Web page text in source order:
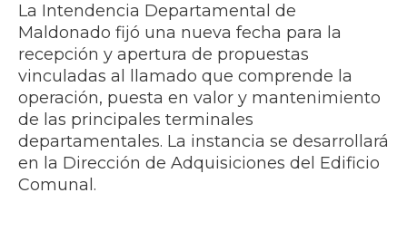
La Intendencia Departamental de
Maldonado fijó una nueva fecha para la
recepción y apertura de propuestas
vinculadas al llamado que comprende la
operación, puesta en valor y mantenimiento
de las principales terminales
departamentales. La instancia se desarrollará
en la Dirección de Adquisiciones del Edificio
Comunal.